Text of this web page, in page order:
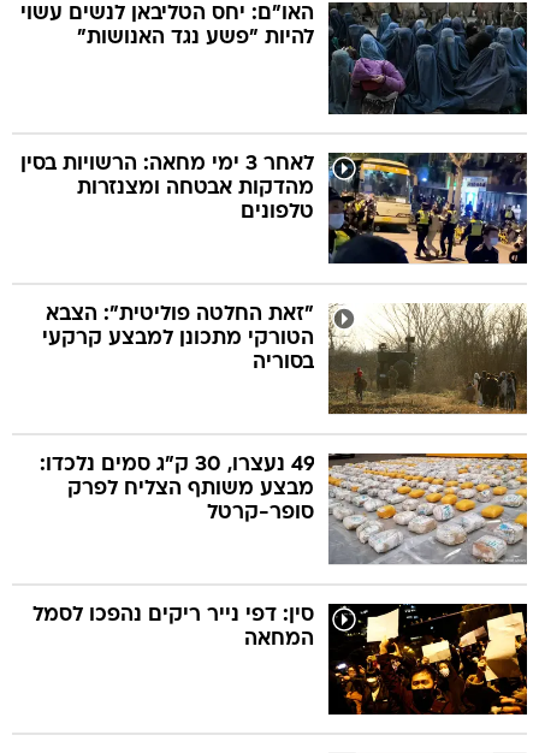
האו"ם: יחס הטליבאן לנשים עשוי
להיות "פשע נגד האנושות"
לאחר 3 ימי מחאה: הרשויות בסין
מהדקות אבטחה ומצנזרות
טלפונים
"זאת החלטה פוליטית": הצבא
הטורקי מתכונן למבצע קרקעי
בסוריה
49 נעצרו, 30 ק"ג סמים נלכדו:
מבצע משותף הצליח לפרק
סופר-קרטל
סין: דפי נייר ריקים נהפכו לסמל
המחאה